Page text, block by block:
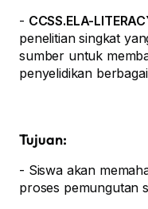
- CCSS.ELA-
penelitian singkat
sumber untuk
penyelidikan
Tujuan:
- Siswa akan
proses pemungutan